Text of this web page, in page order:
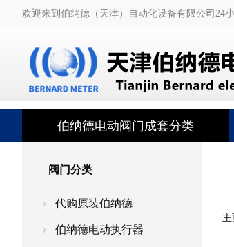
欢迎来到伯纳德（天津）自动化设备有限公司 24
伯纳德电动阀门成套分类
阀门分类
代购原装伯纳德
伯纳德电动执行器
主